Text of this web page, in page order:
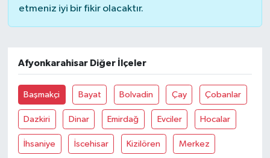
etmeniz iyi bir fikir olacaktır.
Afyonkarahisar Diğer İlçeler
Başmakçi Bayat Bolvadin Çay Çobanlar
Dazkiri Dinar Emirdağ Evciler Hocalar
İhsaniye İscehisar Kizilören Merkez
Güvenlik